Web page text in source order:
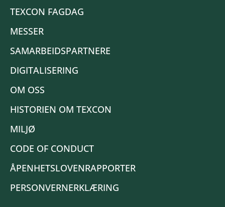
TEXCON FAGDAG
MESSER
SAMARBEIDSPARTNERE
DIGITALISERING
OM OSS
HISTORIEN OM TEXCON
MILJØ
CODE OF CONDUCT
ÅPENHETSLOVENRAPPORTER
PERSONVERNERKLÆRING